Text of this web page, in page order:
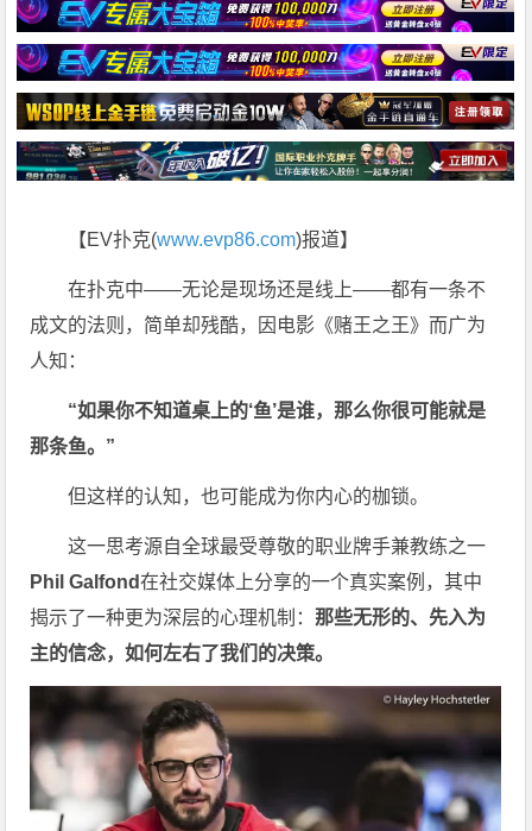
【EV扑克(www.evp86.com)报道】
在扑克中——无论是现场还是线上——都有一条不
成文的法则，简单却残酷，因电影《赌王之王》而广为
人知：
“如果你不知道桌上的‘鱼’是谁，那么你很可能就是
那条鱼。”
但这样的认知，也可能成为你内心的枷锁。
这一思考源自全球最受尊敬的职业牌手兼教练之一
Phil Galfond在社交媒体上分享的一个真实案例，其中
揭示了一种更为深层的心理机制： 那些无形的、先入为
主的信念，如何左右了我们的决策。